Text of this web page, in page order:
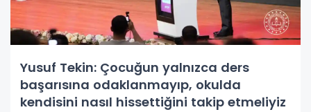
Yusuf Tekin: Çocuğun yalnızca ders
başarısına odaklanmayıp, okulda
kendisini nasıl hissettiğini takip etmeliyiz